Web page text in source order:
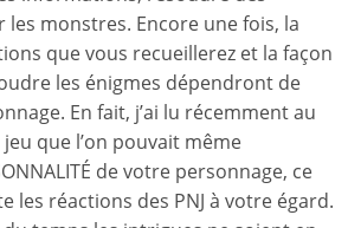
monstres. Encore une fois, la
que vous recueillerez et la façon
les énigmes dépendront de
En fait, j’ai lu récemment au
que l’on pouvait même
de votre personnage, ce
les réactions des PNJ à votre égard.